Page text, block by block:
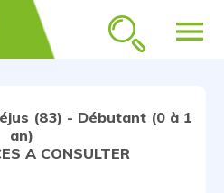
menu
(83) - Débutant (0 à 1
an)
A CONSULTER